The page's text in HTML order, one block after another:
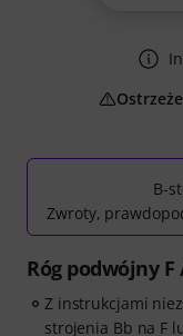
B-
Zwroty,
Róg podwójny F
Z instrukcjami
strojenia Bb na F